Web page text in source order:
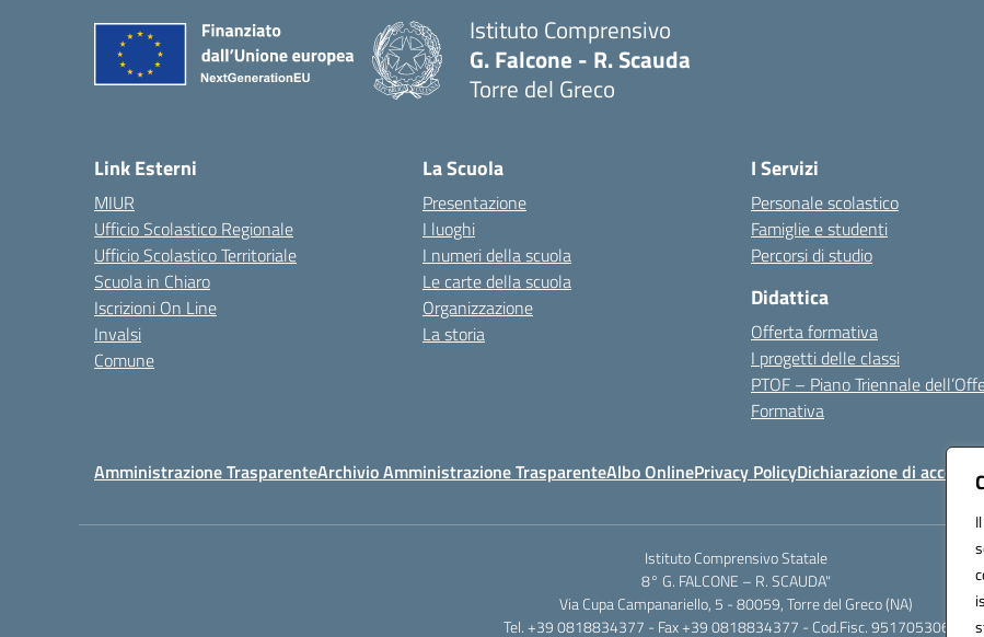
Istituto Comprensivo
G. Falcone - R. Scauda
Torre del Greco
Link Esterni
MIUR
Ufficio Scolastico Regionale
Ufficio Scolastico Territoriale
Scuola in Chiaro
Iscrizioni On Line
Invalsi
Comune
La Scuola
Presentazione
I luoghi
I numeri della scuola
Le carte della scuola
Organizzazione
La storia
I Servizi
Personale scolastico
Famiglie e studenti
Percorsi di studio
Didattica
Offerta formativa
I progetti delle classi
PTOF – Piano Triennale
Formativa
Amministrazione TrasparenteArchivio Amministrazione TrasparenteAlbo OnlinePrivacy PolicyDichiarazione di
Istituto Comprensivo Statale
8° G. FALCONE – R. SCAUDA"
Via Cupa Campanariello, 5 - 80059, Torre del Greco (NA)
Tel. +39 0818834377 - Fax +39 0818834377 - Cod.Fisc. 95170530638